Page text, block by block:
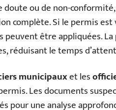
doute ou de non-
complète. Si le permis
peuvent être appliquées.
réduisant le temps
municipauxet les
Les documents
pour une analyse